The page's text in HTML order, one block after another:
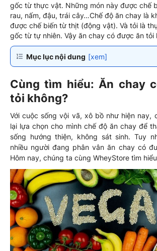
gốc từ thực vật. Những món này được chế
rau, nấm, đậu, trái cây…Chế độ ăn chay là
được chế biến từ thịt (động vật). Và tỏi là
gốc từ tự nhiên. Vậy ăn chay có được ăn tỏi
Mục lục nội dung [xem]
Cùng tìm hiểu: Ăn chay
tỏi không?
Với cuộc sống vội vã, xô bồ như hiện nay,
lại lựa chọn cho mình chế độ ăn chay để
sống hướng thiện, không sát sinh. Tuy
nhiều người đang phân vân ăn chay có
Hôm nay, chúng ta cùng WheyStore tìm